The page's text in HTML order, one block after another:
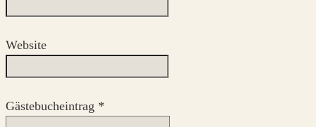
Website
Gästebucheintrag *